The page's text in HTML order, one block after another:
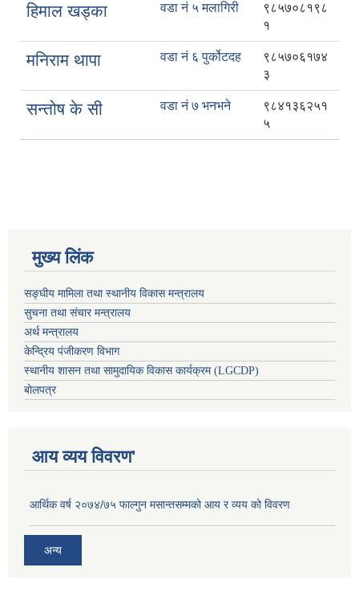
हिमाल खड्का वडा नं ५ मलागिरी
९८५७०८१९८
१
मनिराम थापा वडा नं ६ पुर्कोटदह
९८५७०६१७४
३
सन्तोष के सी वडा नं ७ भनभने
९८४१३६२५१
५
मुख्य लिंक
सङ्घीय मामिला तथा स्थानीय विकास मन्त्रालय
सुचना तथा संचार मन्त्रालय
अर्थ मन्त्रालय
केन्द्रिय पंजीकरण विभाग
स्थानीय शासन तथा सामुदायिक विकास कार्यक्रम (LGCDP)
बोलपत्र
आय व्यय विवरण'
आर्थिक वर्ष २०७४/७५ फाल्गुन मसान्तसम्मको आय र व्यय को विवरण
अन्य